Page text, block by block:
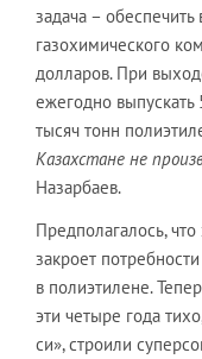
задача –
газохимического
долларов. При
ежегодно
тысяч тонн
Казахстане не
Назарбаев.
Предполагалось,
закроет
в полиэтилене.
эти четыре года
си», строили